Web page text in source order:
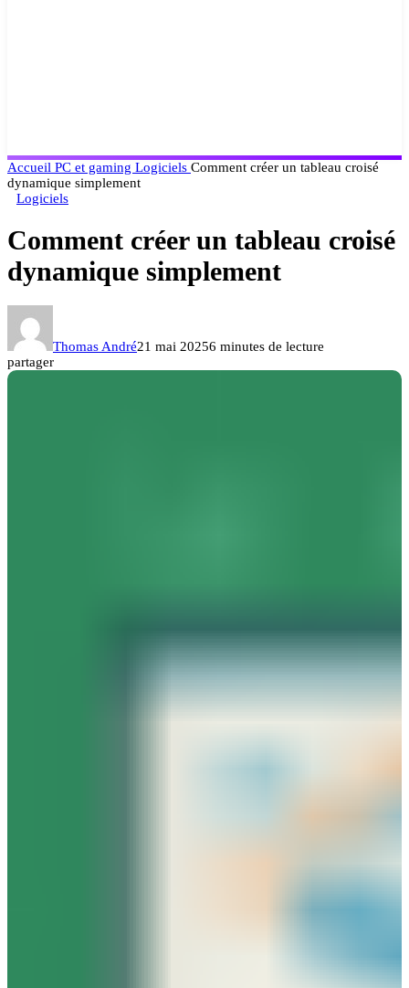
Accueil PC et gaming Logiciels Comment créer un tableau croisé
dynamique simplement
Logiciels
Comment créer un tableau croisé
dynamique simplement
Thomas André21 mai 20256 minutes de lecture
partager